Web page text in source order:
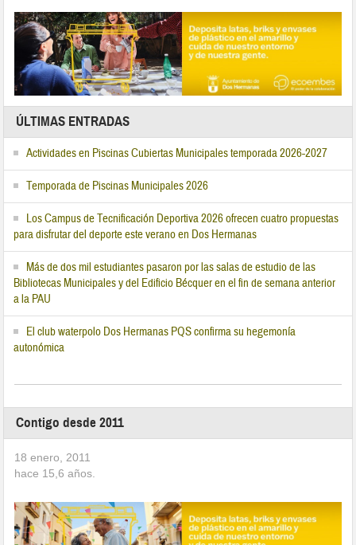
ÚLTIMAS ENTRADAS
Actividades en Piscinas Cubiertas Municipales temporada 2026-2027
Temporada de Piscinas Municipales 2026
Los Campus de Tecnificación Deportiva 2026 ofrecen cuatro propuestas
para disfrutar del deporte este verano en Dos Hermanas
Más de dos mil estudiantes pasaron por las salas de estudio de las
Bibliotecas Municipales y del Edificio Bécquer en el fin de semana anterior
a la PAU
El club waterpolo Dos Hermanas PQS confirma su hegemonía
autonómica
Contigo desde 2011
18 enero, 2011
hace 15,6 años.